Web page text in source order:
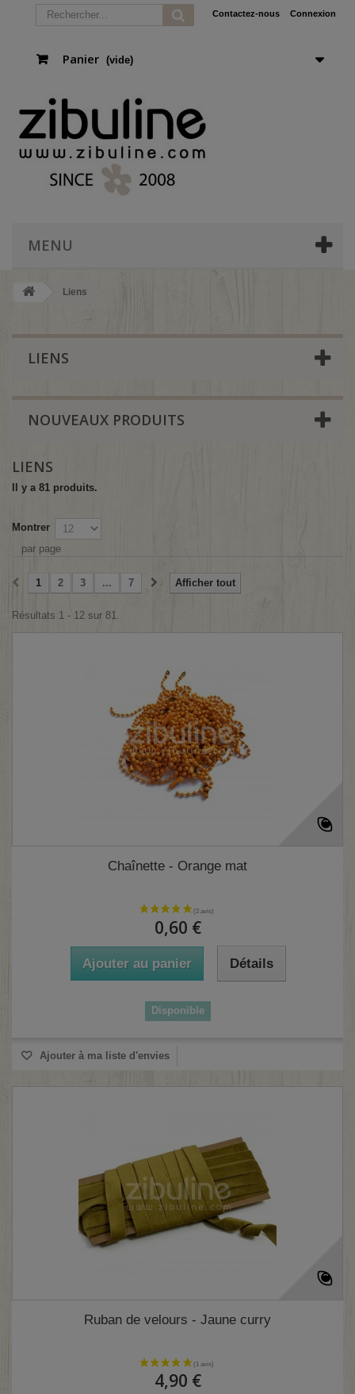
Connexion
Contactez-nous
Panier (vide)
MENU
Liens
LIENS
NOUVEAUX PRODUITS
LIENS
Il y a 81 produits.
Montrer
par page
Afficher tout
1 2 3 ... 7
Résultats 1 - 12 sur 81.
Chaînette - Orange mat
0,60 €
Ajouter au panier Détails
Disponible
Ajouter à ma liste d'envies
Ruban de velours - Jaune curry
4,90 €